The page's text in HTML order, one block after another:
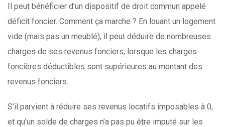
Il peut bénéficier d’un dispositif de droit commun appelé
déficit foncier. Comment ça marche ? En louant un logement
vide (mais pas un meublé), il peut déduire de nombreuses
charges de ses revenus fonciers, lorsque les charges
foncières déductibles sont supérieures au montant des
revenus fonciers.
S’il parvient à réduire ses revenus locatifs imposables à 0,
et qu’un solde de charges n’a pas pu être imputé sur les